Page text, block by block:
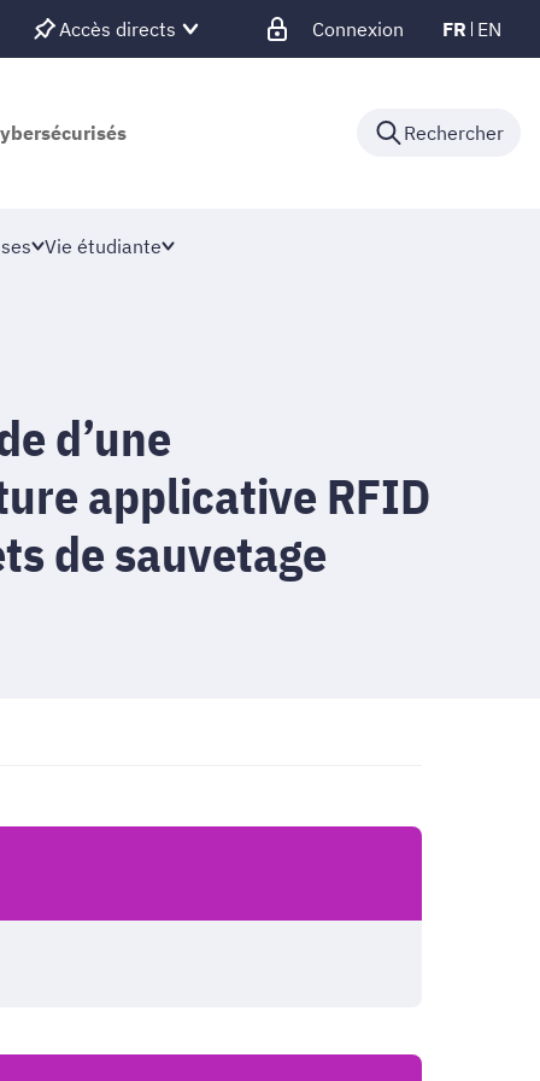
Accès directs Connexion FR EN
Rechercher
Vie étudiante
d’une
applicative RFID
de sauvetage